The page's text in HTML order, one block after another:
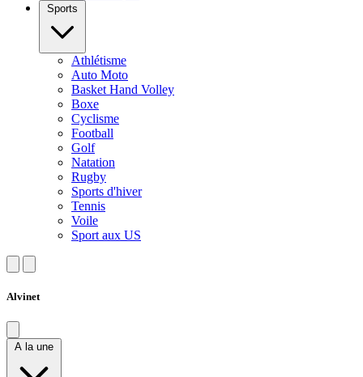
Sports
Athlétisme
Auto Moto
Basket Hand Volley
Boxe
Cyclisme
Football
Golf
Natation
Rugby
Sports d'hiver
Tennis
Voile
Sport aux US
Alvinet
A la une